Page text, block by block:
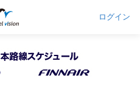
ログイン